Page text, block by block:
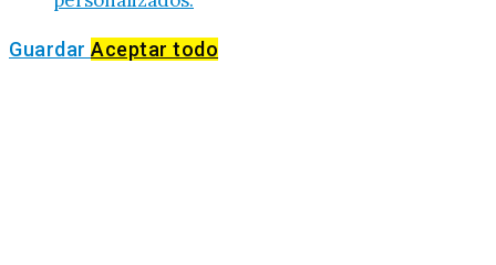
Guardar Aceptar todo